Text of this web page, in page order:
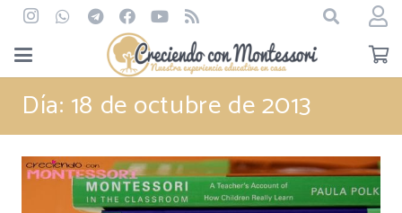
Día: 18 de octubre de 2013